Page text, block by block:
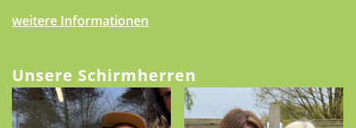
weitere Informationen
Unsere Schirmherren